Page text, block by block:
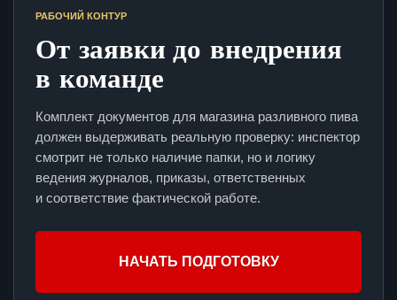
РАБОЧИЙ КОНТУР
От заявки до внедрения
в команде
Комплект документов для магазина разливного пива
должен выдерживать реальную проверку: инспектор
смотрит не только наличие папки, но и логику
ведения журналов, приказы, ответственных
и соответствие фактической работе.
НАЧАТЬ ПОДГОТОВКУ